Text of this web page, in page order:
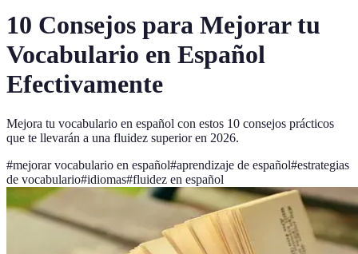
10 Consejos para Mejorar tu
Vocabulario en Español
Efectivamente
Mejora tu vocabulario en español con estos 10 consejos prácticos
que te llevarán a una fluidez superior en 2026.
#mejorar vocabulario en español#aprendizaje de español#estrategias
de vocabulario#idiomas#fluidez en español